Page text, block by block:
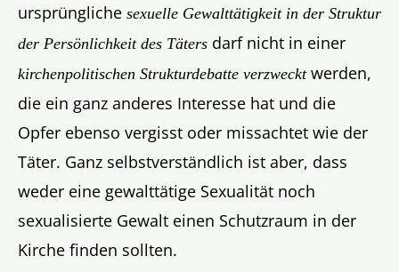
ursprüngliche sexuelle Gewalttätigkeit in der Struktur
der Persönlichkeit des Täters darf nicht in einer
kirchenpolitischen Strukturdebatte verzwecktwerden,
die ein ganz anderes Interesse hat und die
Opfer ebenso vergisst oder missachtet wie der
Täter. Ganz selbstverständlich ist aber, dass
weder eine gewalttätige Sexualität noch
sexualisierte Gewalt einen Schutzraum in der
Kirche finden sollten.